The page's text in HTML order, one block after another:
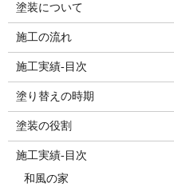
塗装について
施工の流れ
施工実績-目次
塗り替えの時期
塗装の役割
施工実績-目次
和風の家